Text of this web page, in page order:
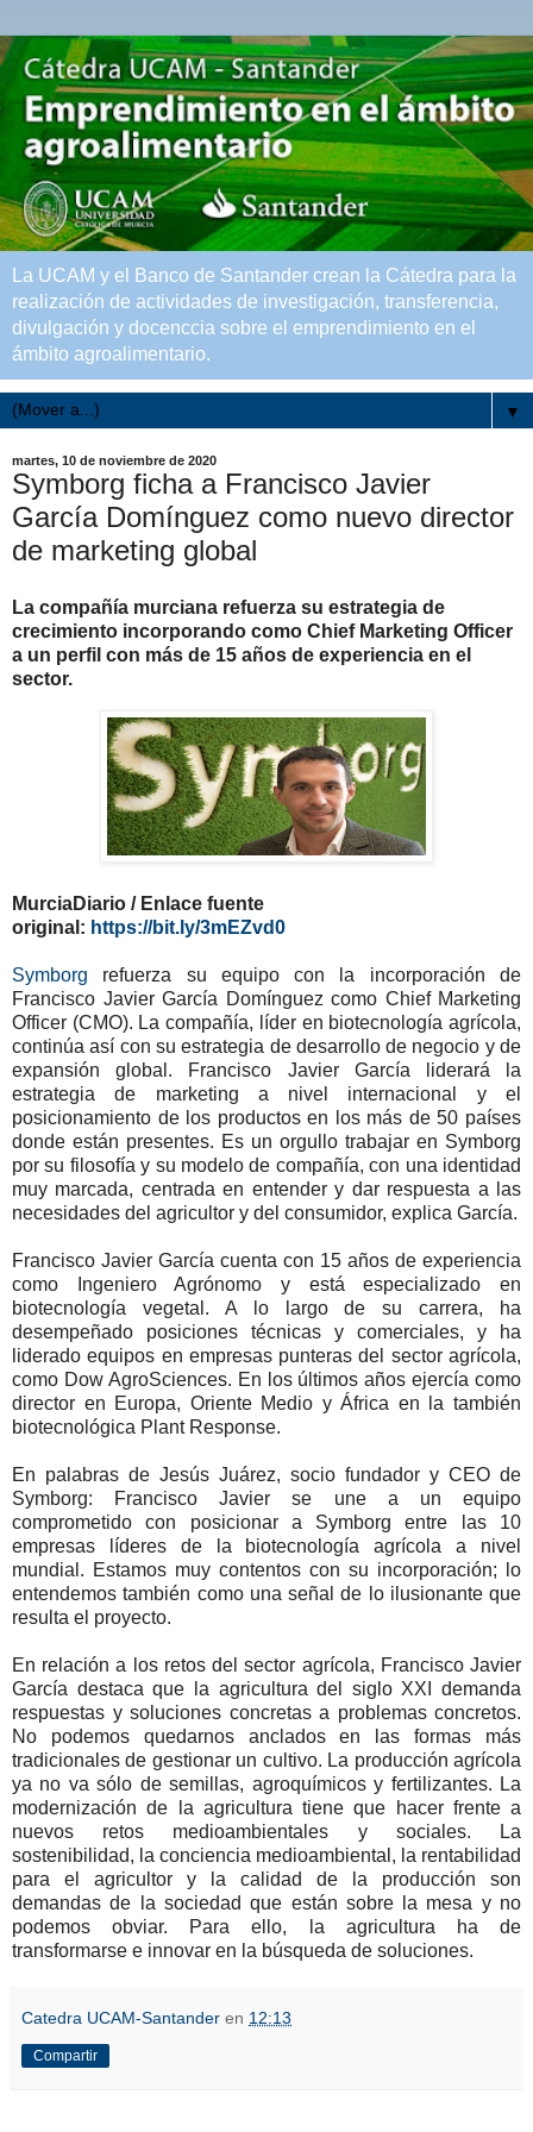
La UCAM y el Banco de Santander crean la Cátedra para la
realización de actividades de investigación, transferencia,
divulgación y docenccia sobre el emprendimiento en el
ámbito agroalimentario.
▼
martes, 10 de noviembre de 2020
Symborg ficha a Francisco Javier
García Domínguez como nuevo director
de marketing global
La compañía murciana refuerza su estrategia de
crecimiento incorporando como Chief Marketing Officer
a un perfil con más de 15 años de experiencia en el
sector.
MurciaDiario / Enlace fuente
original: https://bit.ly/3mEZvd0
Symborg refuerza su equipo con la incorporación de
Francisco Javier García Domínguez como Chief Marketing
Officer (CMO). La compañía, líder en biotecnología agrícola,
continúa así con su estrategia de desarrollo de negocio y de
expansión global. Francisco Javier García liderará la
estrategia de marketing a nivel internacional y el
posicionamiento de los productos en los más de 50 países
donde están presentes. Es un orgullo trabajar en Symborg
por su filosofía y su modelo de compañía, con una identidad
muy marcada, centrada en entender y dar respuesta a las
necesidades del agricultor y del consumidor, explica García.
Francisco Javier García cuenta con 15 años de experiencia
como Ingeniero Agrónomo y está especializado en
biotecnología vegetal. A lo largo de su carrera, ha
desempeñado posiciones técnicas y comerciales, y ha
liderado equipos en empresas punteras del sector agrícola,
como Dow AgroSciences. En los últimos años ejercía como
director en Europa, Oriente Medio y África en la también
biotecnológica Plant Response.
En palabras de Jesús Juárez, socio fundador y CEO de
Symborg: Francisco Javier se une a un equipo
comprometido con posicionar a Symborg entre las 10
empresas líderes de la biotecnología agrícola a nivel
mundial. Estamos muy contentos con su incorporación; lo
entendemos también como una señal de lo ilusionante que
resulta el proyecto.
En relación a los retos del sector agrícola, Francisco Javier
García destaca que la agricultura del siglo XXI demanda
respuestas y soluciones concretas a problemas concretos.
No podemos quedarnos anclados en las formas más
tradicionales de gestionar un cultivo. La producción agrícola
ya no va sólo de semillas, agroquímicos y fertilizantes. La
modernización de la agricultura tiene que hacer frente a
nuevos retos medioambientales y sociales. La
sostenibilidad, la conciencia medioambiental, la rentabilidad
para el agricultor y la calidad de la producción son
demandas de la sociedad que están sobre la mesa y no
podemos obviar. Para ello, la agricultura ha de
transformarse e innovar en la búsqueda de soluciones.
Catedra UCAM-Santander en 12:13
Compartir